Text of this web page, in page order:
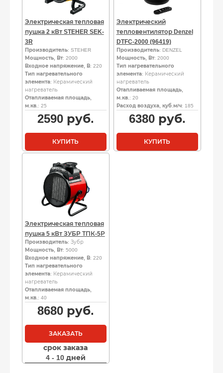
Электрическая тепловая
пушка 2 кВт STEHER SEK-
3R
Производитель: STEHER
Мощность, Вт: 2000
Входное напряжение, В: 220
Тип нагревательного
элемента: Керамический
нагреватель
Отапливаемая площадь,
м.кв. : 25
2590руб.
КУПИТЬ
Электрический
тепловентилятор Denzel
DTFC-2000 (96419)
Производитель: DENZEL
Мощность, Вт: 2000
Тип нагревательного
элемента: Керамический
нагреватель
Отапливаемая площадь,
м.кв. : 20
Расход воздуха, куб.м/ч: 185
6380руб.
КУПИТЬ
Электрическая тепловая
пушка 5 кВт ЗУБР ТПК-5Р
Производитель: Зубр
Мощность, Вт: 5000
Входное напряжение, В: 220
Тип нагревательного
элемента: Керамический
нагреватель
Отапливаемая площадь,
м.кв.: 40
8680руб.
ЗАКАЗАТЬ
срок заказа
4 - 10 дней